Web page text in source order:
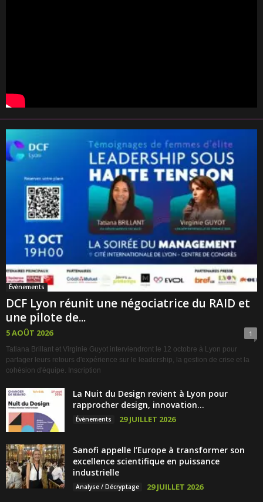
Évènements
DCF Lyon réunit une négociatrice du RAID et
une pilote de...
5 AOÛT 2026 1
Tatiana Brillant et Virginie Guyot interviendront le 12 octobre à Lyon pour
partager leurs retours d'expérience sur le leadership, la gestion de crise et la
cohésion d'équipe. Inscription
La Nuit du Design revient à Lyon pour
rapprocher design, innovation...
Évènements 29 JUILLET 2026
Sanofi appelle l’Europe à transformer son
excellence scientifique en puissance
industrielle
Analyse / Décryptage 29 JUILLET 2026